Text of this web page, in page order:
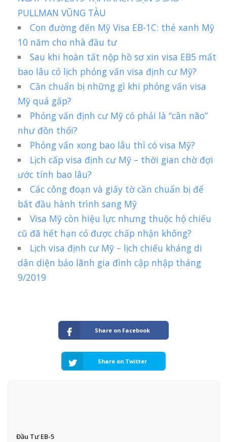
PULLMAN VŨNG TÀU
Con đường đến Mỹ Visa EB-1C: thẻ xanh Mỹ
10 năm cho nhà đầu tư
Sau khi hoàn tất nộp hồ sơ xin visa EB5 mất
bao lâu có lịch phỏng vấn visa định cư Mỹ?
Cần chuẩn bị những gì khi phỏng vấn visa
Mỹ quá gấp?
Phỏng vấn định cư Mỹ có phải là “cân não”
như đồn thổi?
Phỏng vấn xong bao lâu thì có visa Mỹ?
Lịch cấp visa định cư Mỹ – thời gian chờ đợi
ước tính bao lâu?
Các công đoạn và giấy tờ cần chuẩn bị để
bắt đầu hành trình sang Mỹ
Visa Mỹ còn hiệu lực nhưng thuộc hộ chiếu
cũ đã hết hạn có được chấp nhận không?
Lịch visa định cư Mỹ – lịch chiếu kháng di
dân diện bảo lãnh gia đình cập nhập tháng
9/2019
Share on Facebook
Share on Twitter
Đầu Tư EB-5